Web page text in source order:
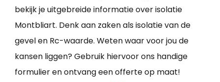
bekijk je uitgebreide informatie over isolatie
Montbliart. Denk aan zaken als isolatie van de
gevel en Rc-waarde. Weten waar voor jou de
kansen liggen? Gebruik hiervoor ons handige
formulier en ontvang een offerte op maat!